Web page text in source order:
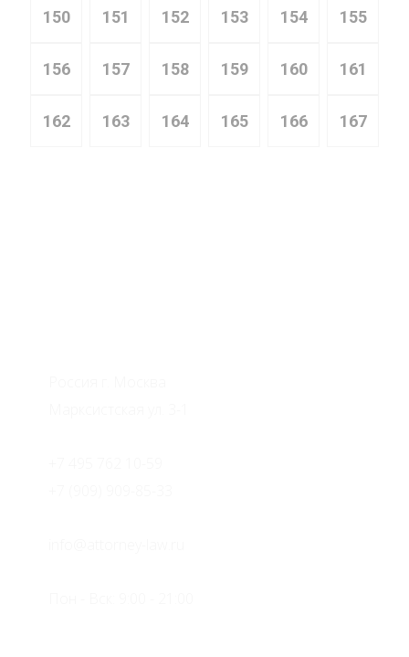
150 151 152 153 154 155
156 157 158 159 160 161
162 163 164 165 166 167